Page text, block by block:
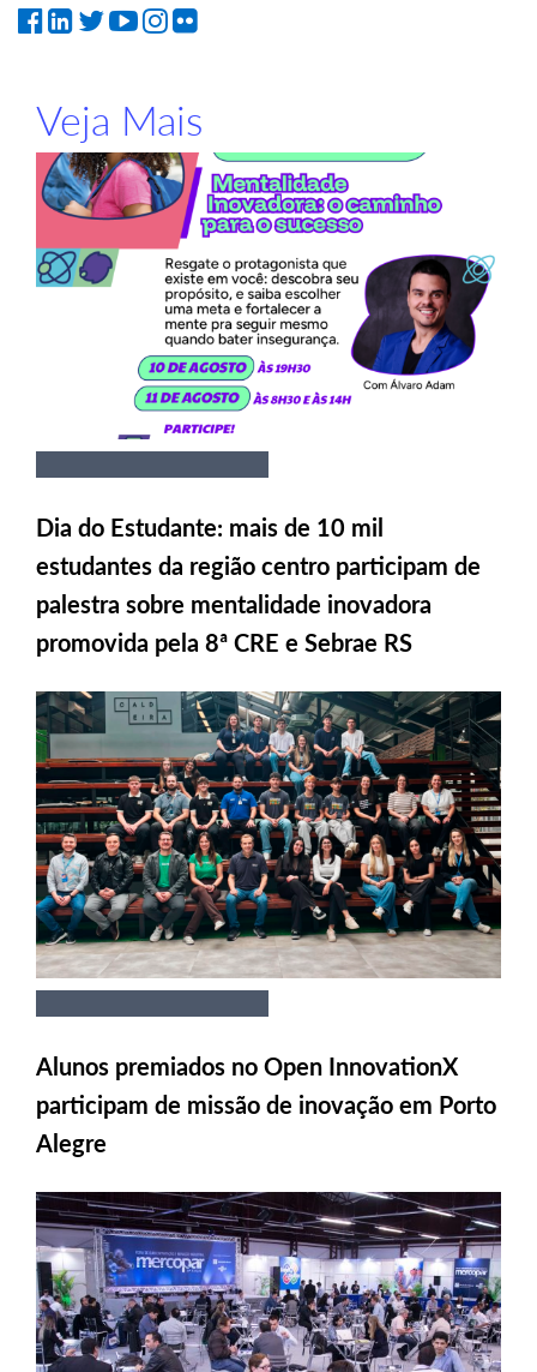
Veja Mais
Dia do Estudante: mais de 10 mil
estudantes da região centro participam de
palestra sobre mentalidade inovadora
promovida pela 8ª CRE e Sebrae RS
Alunos premiados no Open InnovationX
participam de missão de inovação em Porto
Alegre